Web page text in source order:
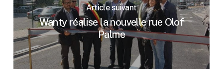
Article suivant
Wanty réalise la nouvelle rue Olof
Palme